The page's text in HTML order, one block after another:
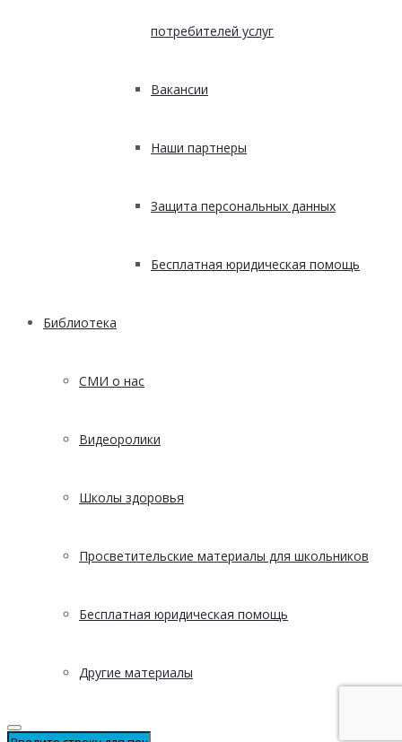
потребителей услуг
Вакансии
Наши партнеры
Защита персональных данных
Бесплатная юридическая помощь
Библиотека
СМИ о нас
Видеоролики
Школы здоровья
Просветительские материалы для школьников
Бесплатная юридическая помощь
Другие материалы